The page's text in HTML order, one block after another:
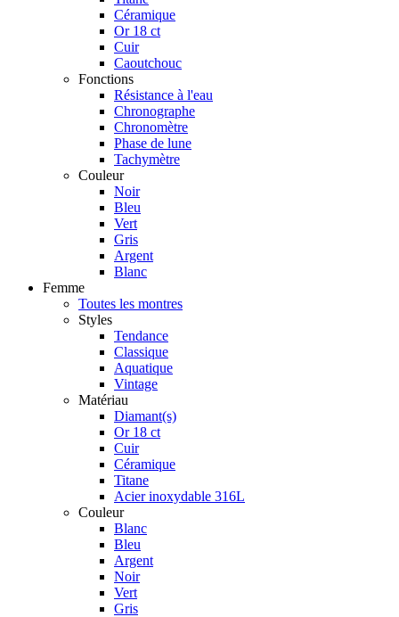
Céramique
Or 18 ct
Cuir
Caoutchouc
Fonctions
Résistance à l'eau
Chronographe
Chronomètre
Phase de lune
Tachymètre
Couleur
Noir
Bleu
Vert
Gris
Argent
Blanc
Femme
Toutes les montres
Styles
Tendance
Classique
Aquatique
Vintage
Matériau
Diamant(s)
Or 18 ct
Cuir
Céramique
Titane
Acier inoxydable 316L
Couleur
Blanc
Bleu
Argent
Noir
Vert
Gris